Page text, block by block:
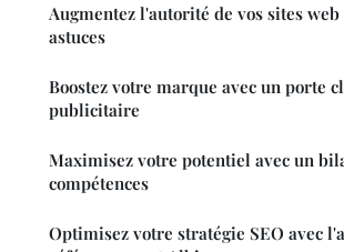
Augmentez l'autorité de vos sites web
astuces
Boostez votre marque avec un porte
publicitaire
Maximisez votre potentiel avec un
compétences
Optimisez votre stratégie SEO avec